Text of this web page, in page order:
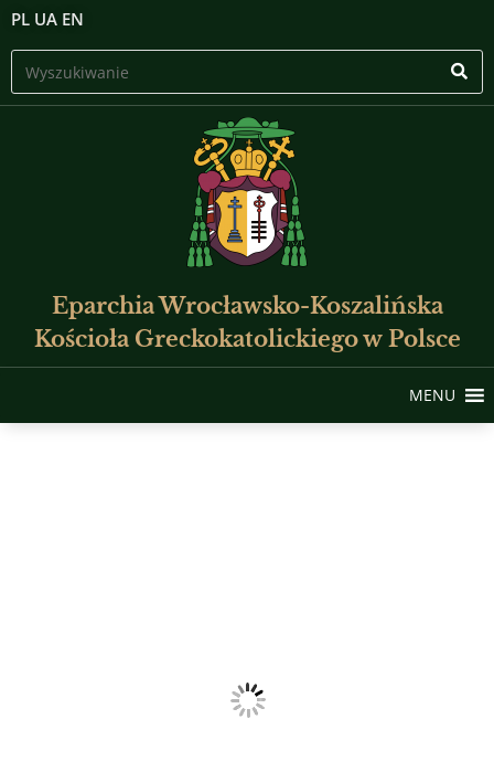
PL UA EN
Eparchia Wrocławsko-Koszalińska
Kościoła Greckokatolickiego w Polsce
MENU